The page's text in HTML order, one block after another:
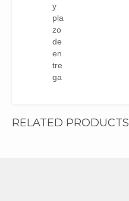
y
pla
zo
de
en
tre
ga
RELATED PRODUCTS